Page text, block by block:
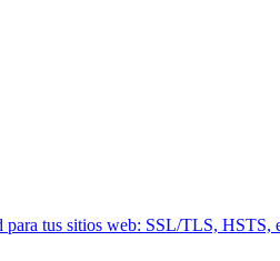
para tus sitios web: SSL/TLS, HSTS,